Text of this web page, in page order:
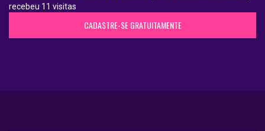
recebeu 11 visitas
CADASTRE-SE GRATUITAMENTE